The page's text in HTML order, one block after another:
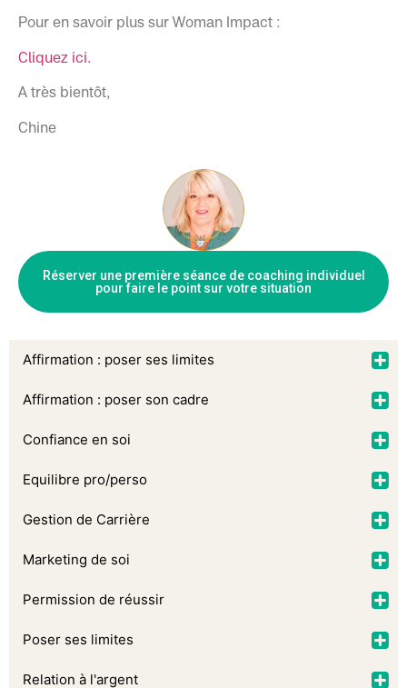
Pour en savoir plus sur Woman Impact :
Cliquez ici.
A très bientôt,
Chine
Réserver une première séance de coaching individuel
pour faire le point sur votre situation
Affirmation : poser ses limites
Affirmation : poser son cadre
Confiance en soi
Equilibre pro/perso
Gestion de Carrière
Marketing de soi
Permission de réussir
Poser ses limites
Relation à l'argent